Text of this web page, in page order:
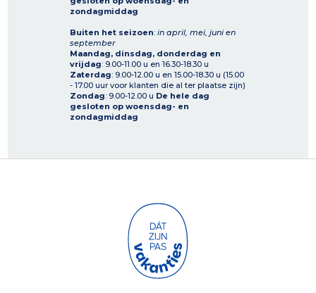
zondagmiddag
Buiten het seizoen: in april, mei, juni en
september
Maandag, dinsdag, donderdag en
vrijdag: 9.00-11.00 u en 16.30-18.30 u
Zaterdag: 9.00-12.00 u en 15.00-18.30 u (15.00
- 17.00 uur voor klanten die al ter plaatse zijn)
Zondag: 9.00-12.00 u De hele dag
gesloten op woensdag- en
zondagmiddag